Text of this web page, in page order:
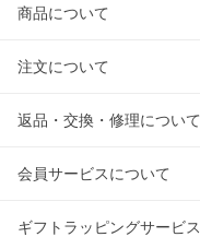
商品について
注文について
返品・交換・修理について
会員サービスについて
ギフトラッピングサービス